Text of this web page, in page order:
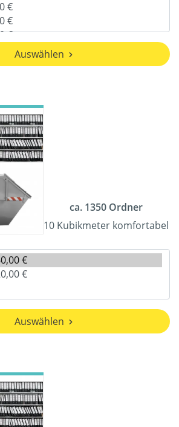
Auswählen
ca. 1350 Ordner
10 Kubikmeter komfortabel
Auswählen